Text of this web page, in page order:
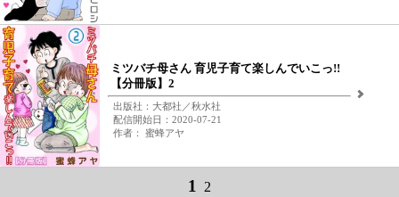
ミツバチ母さん 育児子育て楽しんでいこっ!!
【分冊版】2
出版社：大都社／秋水社
配信開始日：2020-07-21
作者： 蜜蜂アヤ
1 2